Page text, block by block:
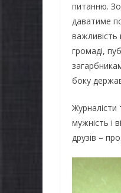
питанню.
даватиме
важливість
громаді,
боку
Журналісти
мужність і
друзів –